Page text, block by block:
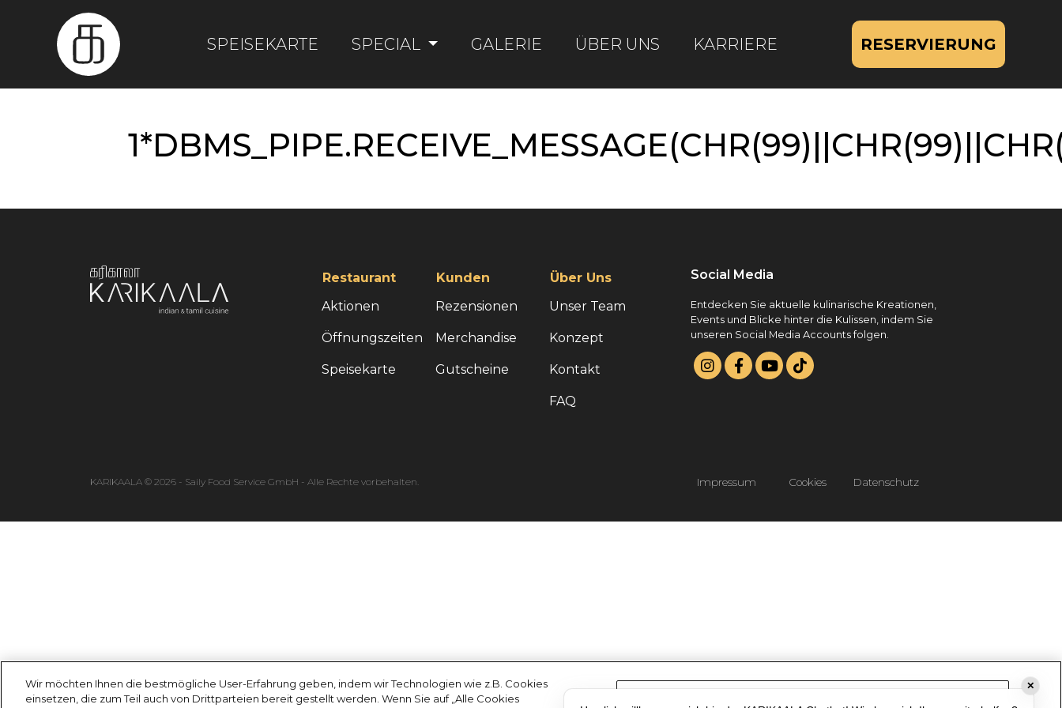
SPEISEKARTE SPECIAL GALERIE ÜBER UNS KARRIERE RESERVIERUNG
Restaurant
Aktionen
Öffnungszeiten
Speisekarte
Kunden
Rezensionen
Merchandise
Gutscheine
Über Uns
Unser Team
Konzept
Kontakt
FAQ
Social Media
Entdecken Sie aktuelle kulinarische Kreationen,
Events und Blicke hinter die Kulissen, indem Sie
unseren Social Media Accounts folgen.
KARIKAALA © 2026 - Saily Food Service GmbH - Alle Rechte vorbehalten. Impressum Cookies Datenschutz
✕
Wir möchten Ihnen die bestmögliche User-Erfahrung geben, indem wir Technologien wie z.B. Cookies
einsetzen, die zum Teil auch von Drittparteien bereit gestellt werden. Wenn Sie auf „Alle Cookies